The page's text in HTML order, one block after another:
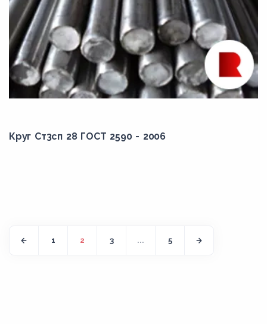
Круг Ст3сп 28 ГОСТ 2590 - 2006
1 2 3 ... 5